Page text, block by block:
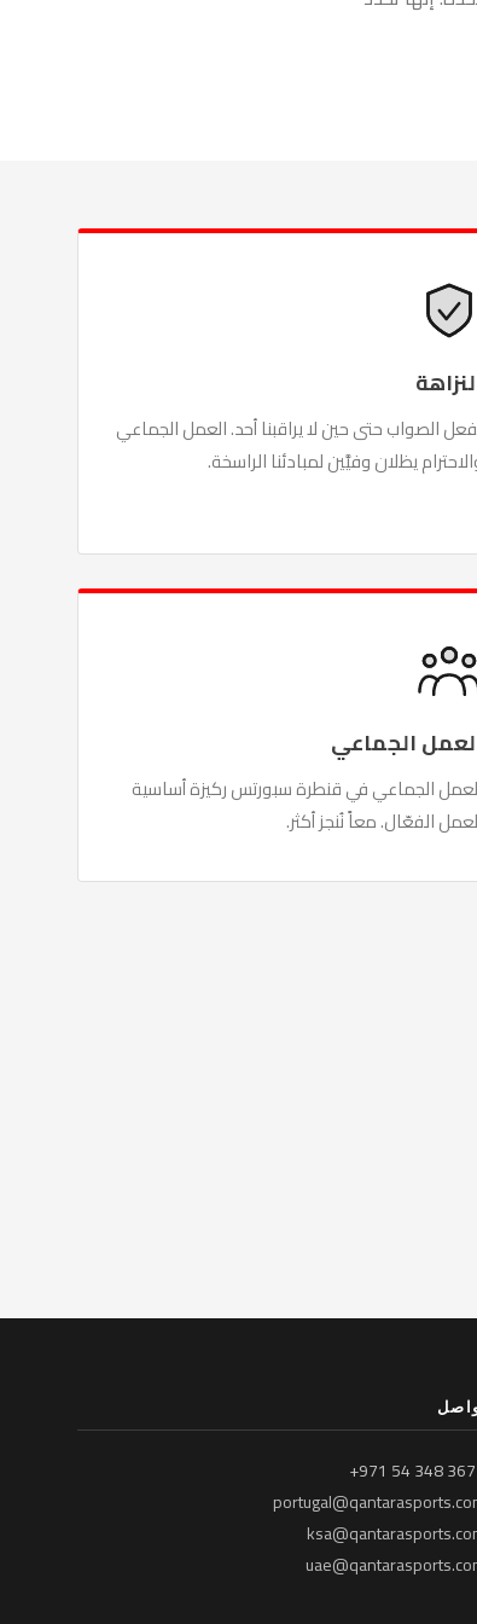
الصواب حتى حين لا يراقبنا أحد. العمل الجماعي
يظلان وفيَّين لمبادئنا الراسخة.
الجماعي
الجماعي في قنطرة سبورتس ركيزة أساسية
الفعّال. معاً نُنجز أكثر.
+971 54 348